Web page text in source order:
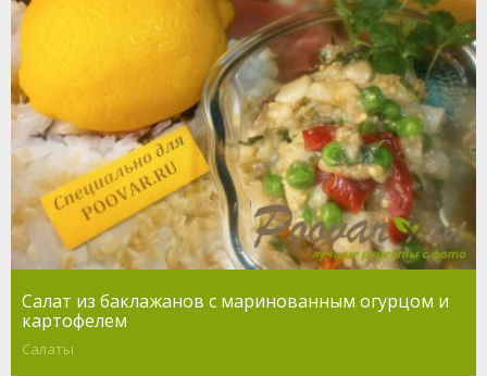
Салат из баклажанов с маринованным огурцом и
картофелем
Салаты